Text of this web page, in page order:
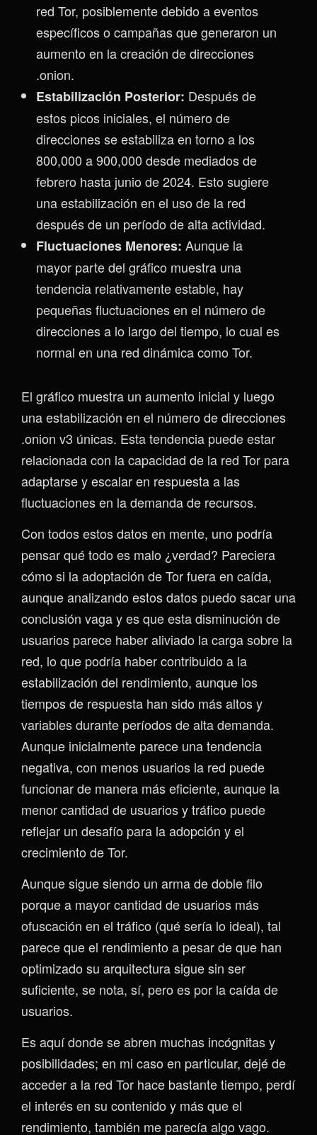
red Tor, posiblemente debido a eventos
específicos o campañas que generaron un
aumento en la creación de direcciones
.onion.
Estabilización Posterior: Después de
estos picos iniciales, el número de
direcciones se estabiliza en torno a los
800,000 a 900,000 desde mediados de
febrero hasta junio de 2024. Esto sugiere
una estabilización en el uso de la red
después de un período de alta actividad.
Fluctuaciones Menores: Aunque la
mayor parte del gráfico muestra una
tendencia relativamente estable, hay
pequeñas fluctuaciones en el número de
direcciones a lo largo del tiempo, lo cual es
normal en una red dinámica como Tor.
El gráfico muestra un aumento inicial y luego
una estabilización en el número de direcciones
.onion v3 únicas. Esta tendencia puede estar
relacionada con la capacidad de la red Tor para
adaptarse y escalar en respuesta a las
fluctuaciones en la demanda de recursos.
Con todos estos datos en mente, uno podría
pensar qué todo es malo ¿verdad? Pareciera
cómo si la adoptación de Tor fuera en caída,
aunque analizando estos datos puedo sacar una
conclusión vaga y es que esta disminución de
usuarios parece haber aliviado la carga sobre la
red, lo que podría haber contribuido a la
estabilización del rendimiento, aunque los
tiempos de respuesta han sido más altos y
variables durante períodos de alta demanda.
Aunque inicialmente parece una tendencia
negativa, con menos usuarios la red puede
funcionar de manera más eficiente, aunque la
menor cantidad de usuarios y tráfico puede
reflejar un desafío para la adopción y el
crecimiento de Tor.
Aunque sigue siendo un arma de doble filo
porque a mayor cantidad de usuarios más
ofuscación en el tráfico (qué sería lo ideal), tal
parece que el rendimiento a pesar de que han
optimizado su arquitectura sigue sin ser
suficiente, se nota, sí, pero es por la caída de
usuarios.
Es aquí donde se abren muchas incógnitas y
posibilidades; en mi caso en particular, dejé de
acceder a la red Tor hace bastante tiempo, perdí
el interés en su contenido y más que el
rendimiento, también me parecía algo vago.